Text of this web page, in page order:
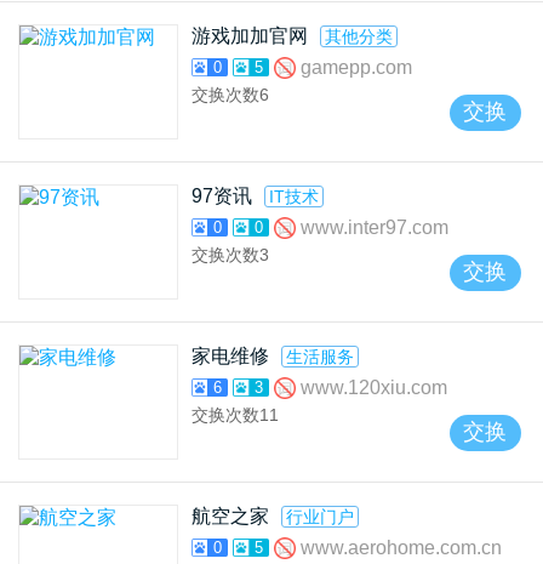
游戏加加官网 其他分类
0 5 gamepp.com
交换次数6
交换
97资讯 IT技术
0 0 www.inter97.com
交换次数3
交换
家电维修 生活服务
6 3 www.120xiu.com
交换次数11
交换
航空之家 行业门户
0 5 www.aerohome.com.cn